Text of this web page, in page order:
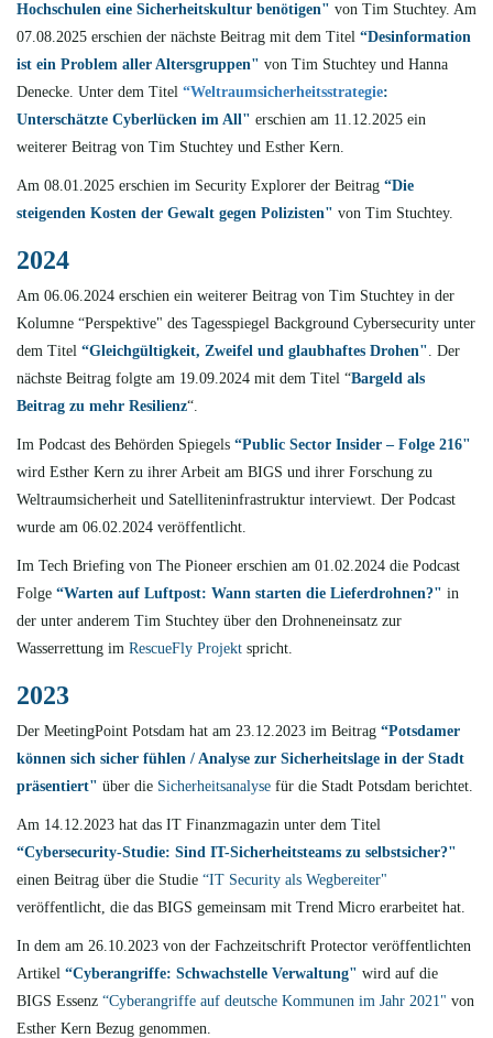
Hochschulen eine Sicherheitskultur benötigen" von Tim Stuchtey. Am
07.08.2025 erschien der nächste Beitrag mit dem Titel “Desinformation
ist ein Problem aller Altersgruppen" von Tim Stuchtey und Hanna
Denecke. Unter dem Titel “Weltraumsicherheitsstrategie:
Unterschätzte Cyberlücken im All" erschien am 11.12.2025 ein
weiterer Beitrag von Tim Stuchtey und Esther Kern.
Am 08.01.2025 erschien im Security Explorer der Beitrag “Die
steigenden Kosten der Gewalt gegen Polizisten" von Tim Stuchtey.
2024
Am 06.06.2024 erschien ein weiterer Beitrag von Tim Stuchtey in der
Kolumne “Perspektive" des Tagesspiegel Background Cybersecurity unter
dem Titel “Gleichgültigkeit, Zweifel und glaubhaftes Drohen". Der
nächste Beitrag folgte am 19.09.2024 mit dem Titel “Bargeld als
Beitrag zu mehr Resilienz“.
Im Podcast des Behörden Spiegels “Public Sector Insider – Folge 216"
wird Esther Kern zu ihrer Arbeit am BIGS und ihrer Forschung zu
Weltraumsicherheit und Satelliteninfrastruktur interviewt. Der Podcast
wurde am 06.02.2024 veröffentlicht.
Im Tech Briefing von The Pioneer erschien am 01.02.2024 die Podcast
Folge “Warten auf Luftpost: Wann starten die Lieferdrohnen?" in
der unter anderem Tim Stuchtey über den Drohneneinsatz zur
Wasserrettung im RescueFly Projekt spricht.
2023
Der MeetingPoint Potsdam hat am 23.12.2023 im Beitrag “Potsdamer
können sich sicher fühlen / Analyse zur Sicherheitslage in der Stadt
präsentiert" über die Sicherheitsanalyse für die Stadt Potsdam berichtet.
Am 14.12.2023 hat das IT Finanzmagazin unter dem Titel
“Cybersecurity-Studie: Sind IT-Sicherheitsteams zu selbstsicher?"
einen Beitrag über die Studie “IT Security als Wegbereiter"
veröffentlicht, die das BIGS gemeinsam mit Trend Micro erarbeitet hat.
In dem am 26.10.2023 von der Fachzeitschrift Protector veröffentlichten
Artikel “Cyberangriffe: Schwachstelle Verwaltung" wird auf die
BIGS Essenz “Cyberangriffe auf deutsche Kommunen im Jahr 2021" von
Esther Kern Bezug genommen.